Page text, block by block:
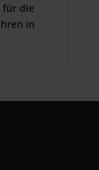
für die
in